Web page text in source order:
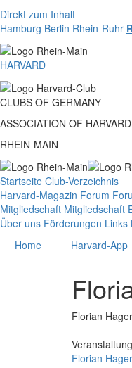
Direkt zum Inhalt
Hamburg Berlin Rhein-Ruhr
HARVARD
CLUBS OF GERMANY
ASSOCIATION OF
RHEIN-MAIN
Startseite Club-Verzeichnis
Harvard-Magazin Forum
Mitgliedschaft Mitgliedschaft
Über uns Förderungen Links
Home
Harvard-App
Florian Hager
Florian